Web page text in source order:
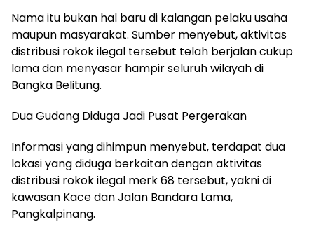
Nama itu bukan hal baru di kalangan pelaku usaha
maupun masyarakat. Sumber menyebut, aktivitas
distribusi rokok ilegal tersebut telah berjalan cukup
lama dan menyasar hampir seluruh wilayah di
Bangka Belitung.
Dua Gudang Diduga Jadi Pusat Pergerakan
Informasi yang dihimpun menyebut, terdapat dua
lokasi yang diduga berkaitan dengan aktivitas
distribusi rokok ilegal merk 68 tersebut, yakni di
kawasan Kace dan Jalan Bandara Lama,
Pangkalpinang.